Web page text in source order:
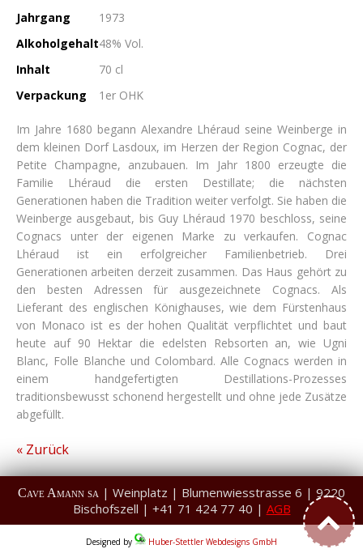
Jahrgang
1973
Alkoholgehalt48% Vol.
Inhalt
70 cl
Verpackung
1er OHK
Im Jahre 1680 begann Alexandre Lhéraud seine Weinberge in
dem kleinen Dorf Lasdoux, im Herzen der Region Cognac, der
Petite Champagne, anzubauen. Im Jahr 1800 erzeugte die
Familie Lhéraud die ersten Destillate; die nächsten
Generationen haben die Tradition weiter verfolgt. Sie haben die
Weinberge ausgebaut, bis Guy Lhéraud 1970 beschloss, seine
Cognacs unter der eigenen Marke zu verkaufen. Cognac
Lhéraud ist ein erfolgreicher Familienbetrieb. Drei
Generationen arbeiten derzeit zusammen. Das Haus gehört zu
den besten Adressen für ausgezeichnete Cognacs. Als
Lieferant des englischen Könighauses, wie dem Fürstenhaus
von Monaco ist es der hohen Qualität verpflichtet und baut
heute auf 90 Hektar die edelsten Rebsorten an, wie Ugni
Blanc, Folle Blanche und Colombard. Alle Cognacs werden in
einem handgefertigten Destillations-Prozesses
traditionsbewusst schonend hergestellt und ohne jede Zusätze
abgefüllt.
« Zurück
Cave Amann sa | Weinplatz | Blumenwiesstrasse 6 | 9220
Bischofszell | +41 71 424 77 40 | AGB
Designed by Huber-Stettler Webdesigns GmbH